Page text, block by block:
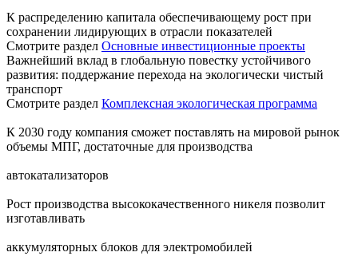
К распределению капитала обеспечивающему рост при
сохранении лидирующих в отрасли показателей
Смотрите раздел Основные инвестиционные проекты
Важнейший вклад в глобальную повестку устойчивого
развития: поддержание перехода на экологически чистый
транспорт
Смотрите раздел Комплексная экологическая программа
К 2030 году компания сможет поставлять на мировой рынок
объемы МПГ, достаточные для производства
автокатализаторов
Рост производства высококачественного никеля позволит
изготавливать
аккумуляторных блоков для электромобилей